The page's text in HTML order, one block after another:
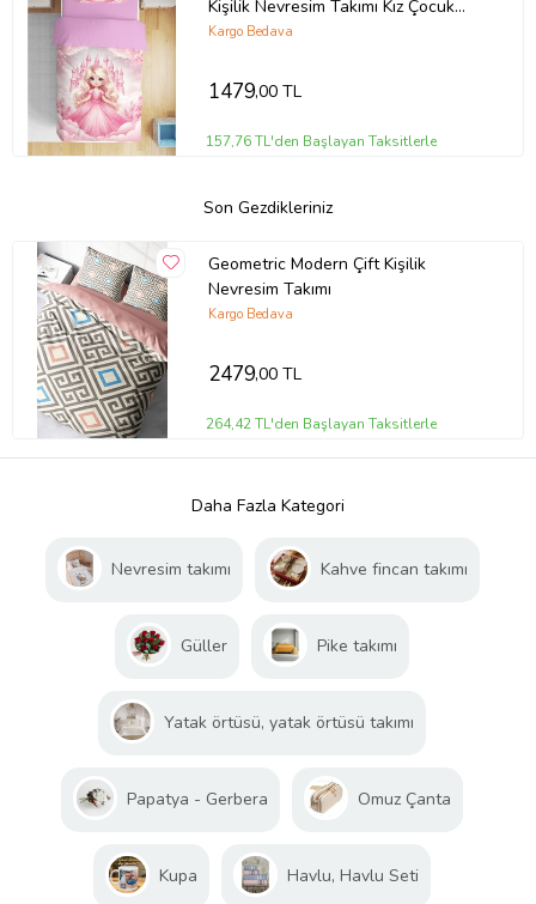
Kişilik Nevresim Takımı Kız Çocuk
Genç Odası (Pudra Pembe)
Kargo Bedava
1479,00 TL
157,76 TL'den Başlayan Taksitlerle
Son Gezdikleriniz
Geometric Modern Çift Kişilik
Nevresim Takımı
Kargo Bedava
2479,00 TL
264,42 TL'den Başlayan Taksitlerle
Daha Fazla Kategori
Nevresim takımı Kahve fincan takımı
Güller Pike takımı
Yatak örtüsü, yatak örtüsü takımı
Papatya - Gerbera Omuz Çanta
Kupa Havlu, Havlu Seti